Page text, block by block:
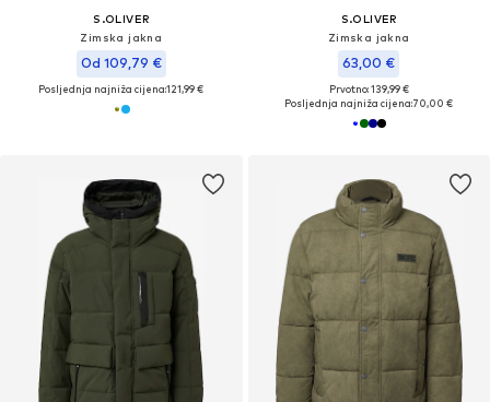
S.OLIVER
Zimska jakna
Od 109,79 €
Posljednja najniža cijena:121,99 €
S.OLIVER
Zimska jakna
63,00 €
Prvotno: 139,99 €
Posljednja najniža cijena:70,00 €